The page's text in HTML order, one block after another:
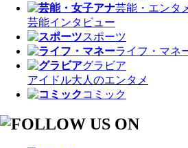
芸能・エンタ
芸能インタビュー
スポーツ
ライフ・マネ
グラビア
アイドル大人のエンタメ
コミック